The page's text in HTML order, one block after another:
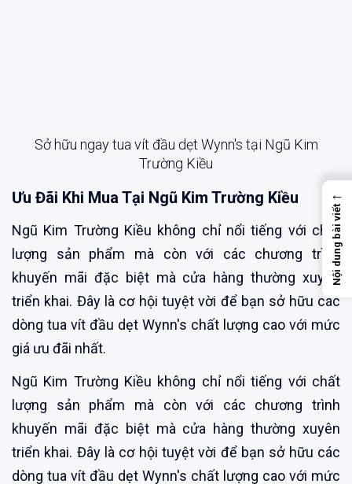
Sở hữu ngay tua vít đầu dẹt Wynn's tại Ngũ Kim
Trường Kiều
Ưu Đãi Khi Mua Tại Ngũ Kim Trường Kiều
Ngũ Kim Trường Kiều không chỉ nổi tiếng với chất
lượng sản phẩm mà còn với các chương trình
khuyến mãi đặc biệt mà cửa hàng thường xuyên
triển khai. Đây là cơ hội tuyệt vời để bạn sở hữu các
dòng tua vít đầu dẹt Wynn's chất lượng cao với mức
giá ưu đãi nhất.
Ngũ Kim Trường Kiều không chỉ nổi tiếng với chất
lượng sản phẩm mà còn với các chương trình
khuyến mãi đặc biệt mà cửa hàng thường xuyên
triển khai. Đây là cơ hội tuyệt vời để bạn sở hữu các
dòng tua vít đầu dẹt Wynn's chất lượng cao với mức
←
Nội dung bài viết